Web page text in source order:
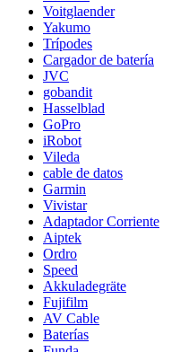
Voitglaender
Yakumo
Trípodes
Cargador de batería
JVC
gobandit
Hasselblad
GoPro
iRobot
Vileda
cable de datos
Garmin
Vivistar
Adaptador Corriente
Aiptek
Ordro
Speed
Akkuladegräte
Fujifilm
AV Cable
Baterías